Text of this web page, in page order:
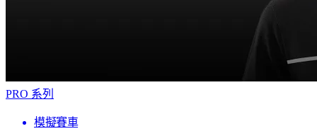
PRO 系列
模擬賽車